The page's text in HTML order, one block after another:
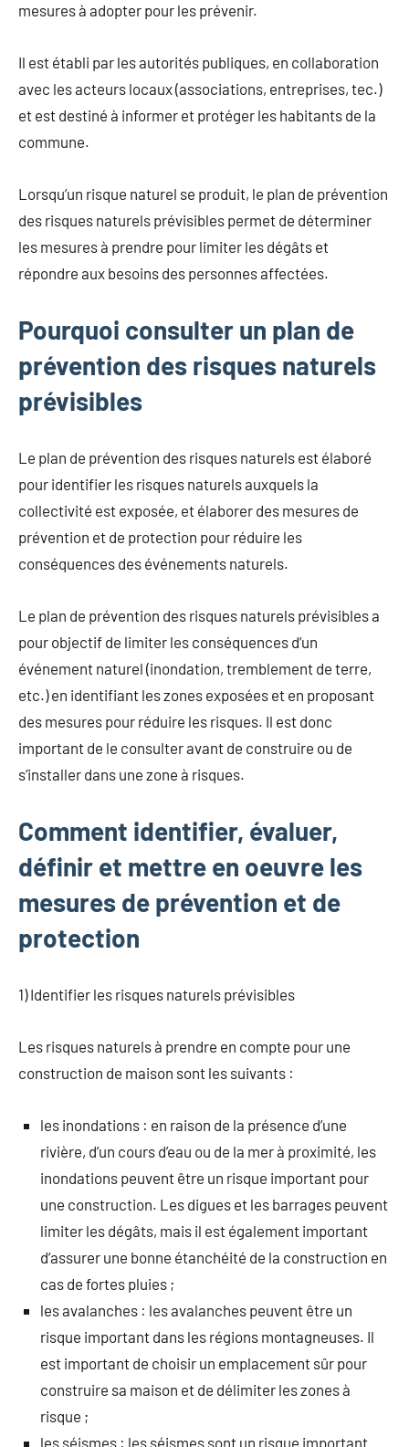
mesures à adopter pour les prévenir.
Il est établi par les autorités publiques, en collaboration
avec les acteurs locaux (associations, entreprises, tec.)
et est destiné à informer et protéger les habitants de la
commune.
Lorsqu’un risque naturel se produit, le plan de prévention
des risques naturels prévisibles permet de déterminer
les mesures à prendre pour limiter les dégâts et
répondre aux besoins des personnes affectées.
Pourquoi consulter un plan de
prévention des risques naturels
prévisibles
Le plan de prévention des risques naturels est élaboré
pour identifier les risques naturels auxquels la
collectivité est exposée, et élaborer des mesures de
prévention et de protection pour réduire les
conséquences des événements naturels.
Le plan de prévention des risques naturels prévisibles a
pour objectif de limiter les conséquences d’un
événement naturel (inondation, tremblement de terre,
etc.) en identifiant les zones exposées et en proposant
des mesures pour réduire les risques. Il est donc
important de le consulter avant de construire ou de
s’installer dans une zone à risques.
Comment identifier, évaluer,
définir et mettre en oeuvre les
mesures de prévention et de
protection
1) Identifier les risques naturels prévisibles
Les risques naturels à prendre en compte pour une
construction de maison sont les suivants :
les inondations : en raison de la présence d’une
rivière, d’un cours d’eau ou de la mer à proximité, les
inondations peuvent être un risque important pour
une construction. Les digues et les barrages peuvent
limiter les dégâts, mais il est également important
d’assurer une bonne étanchéité de la construction en
cas de fortes pluies ;
les avalanches : les avalanches peuvent être un
risque important dans les régions montagneuses. Il
est important de choisir un emplacement sûr pour
construire sa maison et de délimiter les zones à
risque ;
les séismes : les séismes sont un risque important